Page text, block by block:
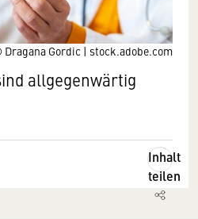
Dragana Gordic | stock.adobe.com
allgegenwärtig
Inhalt
teilen